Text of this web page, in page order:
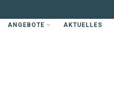
ANGEBOTE AKTUELLES